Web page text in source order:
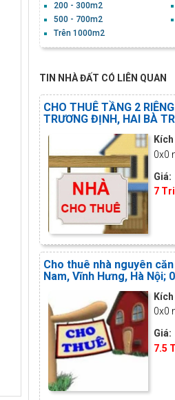
200 - 300m2
500 - 700m2
Trên 1000m2
TIN NHÀ ĐẤT CÓ LIÊN QUAN
CHO THUÊ TẦNG 2
TRƯƠNG ĐỊNH, HAI BÀ
0x0
Giá:
7
Cho thuê nhà nguyên
Nam, Vĩnh Hưng, Hà Nội;
0x0
Giá:
7.5